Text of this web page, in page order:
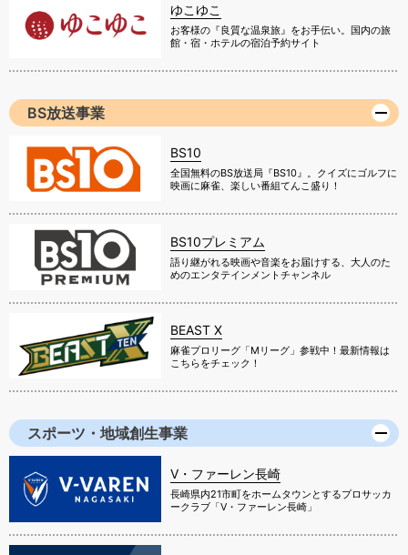
ゆこゆこ
お客様の『良質な温泉旅』をお手伝い。国内の旅
館・宿・ホテルの宿泊予約サイト
BS放送事業
BS10
全国無料のBS放送局『BS10』。クイズにゴルフに
映画に麻雀、楽しい番組てんこ盛り！
BS10プレミアム
語り継がれる映画や音楽をお届けする、大人のた
めのエンタテインメントチャンネル
BEAST X
麻雀プロリーグ「Mリーグ」参戦中！最新情報は
こちらをチェック！
スポーツ・地域創生事業
V・ファーレン長崎
長崎県内21市町をホームタウンとするプロサッカ
ークラブ「V・ファーレン長崎」